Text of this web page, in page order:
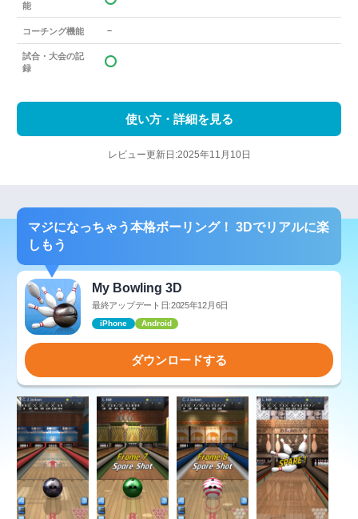
能
コーチング機能 －
試合・大会の記
録
使い方・詳細を見る
レビュー更新日:2025年11月10日
マジになっちゃう本格ボーリング！ 3Dでリアルに楽
しもう
My Bowling 3D
最終アップデート日:2025年12月6日
iPhone Android
ダウンロードする